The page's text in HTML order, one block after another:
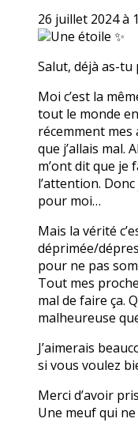
26 juillet 2024 à
Une étoile ✨
Salut, déjà as-tu
Moi c’est la
tout le monde
récemment
que j’allais mal.
m’ont dit que je
l’attention.
pour moi…
Mais la vérité
déprimée/
pour ne pas
Tout mes
mal de faire ça.
malheureuse
J’aimerais
si vous voulez
Merci d’avoir
Une meuf qui